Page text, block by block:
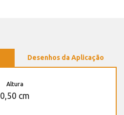
Desenhos da Aplicação
Altura
0,50 cm